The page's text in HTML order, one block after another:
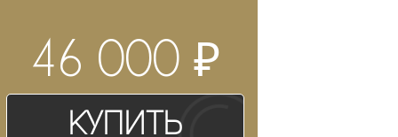
46 000₽
Купить